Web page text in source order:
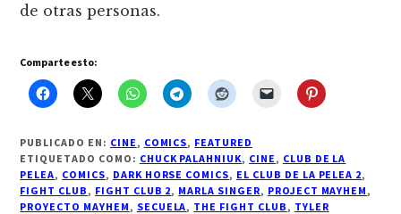
de otras personas.
Comparte esto:
PUBLICADO EN: CINE, COMICS, FEATURED
ETIQUETADO COMO: CHUCK PALAHNIUK, CINE, CLUB DE LA
PELEA, COMICS, DARK HORSE COMICS, EL CLUB DE LA PELEA 2,
FIGHT CLUB, FIGHT CLUB 2, MARLA SINGER, PROJECT MAYHEM,
PROYECTO MAYHEM, SECUELA, THE FIGHT CLUB, TYLER